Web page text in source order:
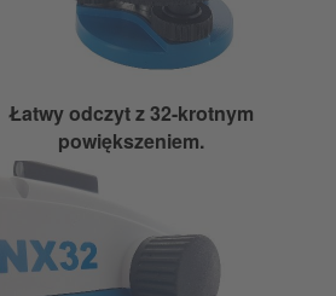
Łatwy odczyt z 32-krotnym
powiększeniem.